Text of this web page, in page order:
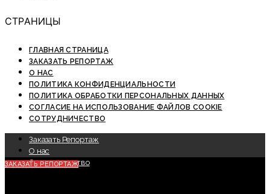
СТРАНИЦЫ
ГЛАВНАЯ СТРАНИЦА
ЗАКАЗАТЬ РЕПОРТАЖ
О НАС
ПОЛИТИКА КОНФИДЕНЦИАЛЬНОСТИ
ПОЛИТИКА ОБРАБОТКИ ПЕРСОНАЛЬНЫХ ДАННЫХ
СОГЛАСИЕ НА ИСПОЛЬЗОВАНИЕ ФАЙЛОВ COOKIE
СОТРУДНИЧЕСТВО
Заказать Репортаж
О нас
Сотрудничество
ЗАКАЗАТЬ РЕПОРТАЖ